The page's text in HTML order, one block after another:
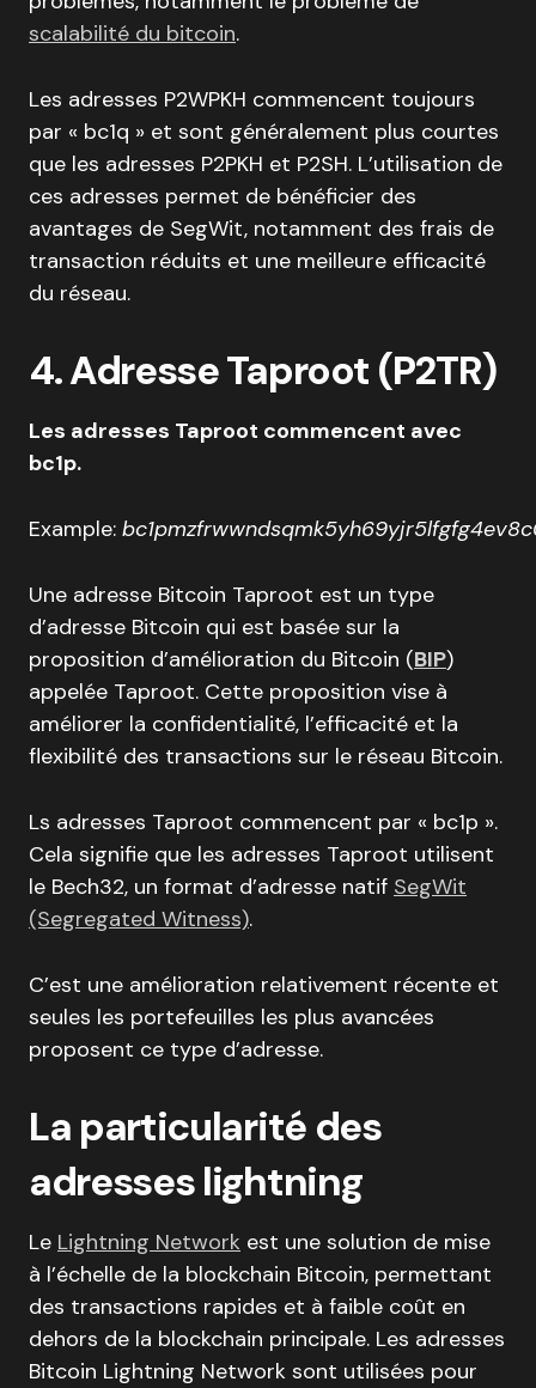
scalabilité du bitcoin.
Les adresses P2WPKH commencent toujours
par « bc1q » et sont généralement plus courtes
que les adresses P2PKH et P2SH. L’utilisation de
ces adresses permet de bénéficier des
avantages de SegWit, notamment des frais de
transaction réduits et une meilleure efficacité
du réseau.
4. Adresse Taproot (P2TR)
Les adresses Taproot commencent avec
bc1p.
Example:
Une adresse Bitcoin Taproot est un type
d’adresse Bitcoin qui est basée sur la
proposition d’amélioration du Bitcoin (BIP)
appelée Taproot. Cette proposition vise à
améliorer la confidentialité, l’efficacité et la
flexibilité des transactions sur le réseau Bitcoin.
Ls adresses Taproot commencent par « bc1p ».
Cela signifie que les adresses Taproot utilisent
le Bech32, un format d’adresse natif SegWit
(Segregated Witness).
C’est une amélioration relativement récente et
seules les portefeuilles les plus avancées
proposent ce type d’adresse.
La particularité des
adresses lightning
Le Lightning Network est une solution de mise
à l’échelle de la blockchain Bitcoin, permettant
des transactions rapides et à faible coût en
dehors de la blockchain principale. Les adresses
Bitcoin Lightning Network sont utilisées pour